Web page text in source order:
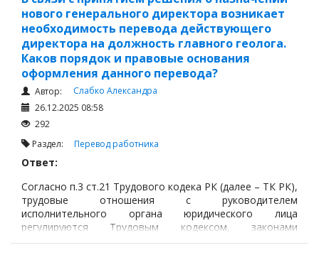
нового генерального директора возникает
необходимость перевода действующего
директора на должность главного геолога.
Каков порядок и правовые основания
оформления данного перевода?
Автор:
Слабко Александра
26.12.2025 08:58
292
Раздел: Перевод работника
Ответ:
Согласно п.3 ст.21 Трудового кодека РК (далее – ТК РК),
трудовые отношения с руководителем
исполнительного органа юридического лица
регулируются Трудовым кодексом, законами
Республики Казахстан, учредительными документами и